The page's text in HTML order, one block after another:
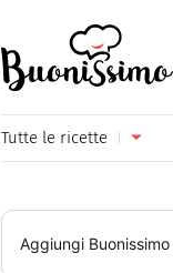
Tutte le ricette
Primi piatti
Aggiungi Buonissimo